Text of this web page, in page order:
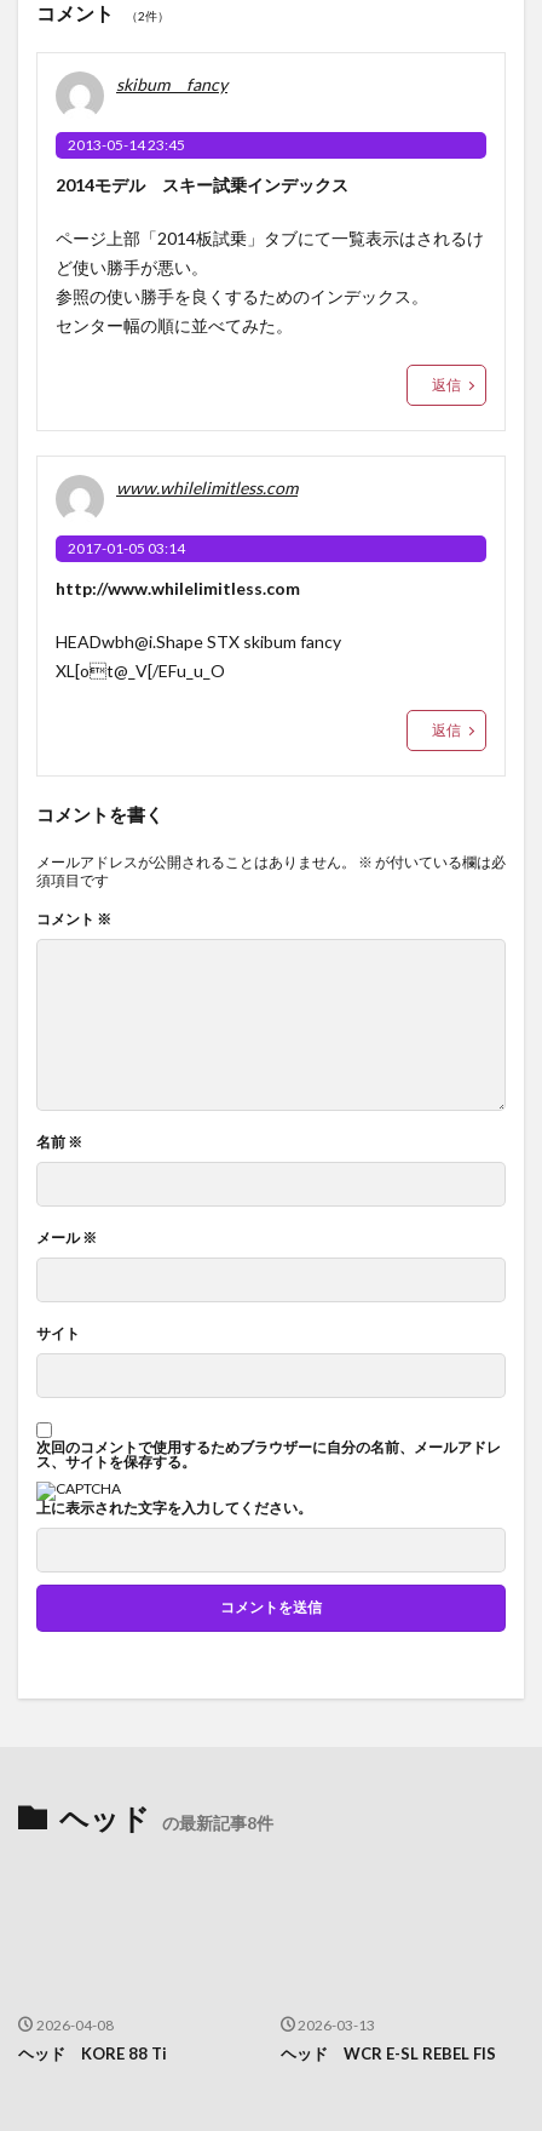
コメント （2件）
skibum fancy
2013-05-14 23:45
2014モデル スキー試乗インデックス
ページ上部「2014板試乗」タブにて一覧表示はされるけ
ど使い勝手が悪い。
参照の使い勝手を良くするためのインデックス。
センター幅の順に並べてみた。
返信
www.whilelimitless.com
2017-01-05 03:14
http://www.whilelimitless.com
HEADwbh@i.Shape STX skibum fancy
XL[ot@_V[/EFu_u_O
返信
コメントを書く
メールアドレスが公開されることはありません。 ※ が付いている欄は必
須項目です
コメント ※
名前 ※
メール※
サイト
次回のコメントで使用するためブラウザーに自分の名前、メールアドレ
ス、サイトを保存する。
上に表示された文字を入力してください。
ヘッド の最新記事8件
2026-04-08
ヘッド KORE 88 Ti
2026-03-13
ヘッド WCR E-SL REBEL FIS